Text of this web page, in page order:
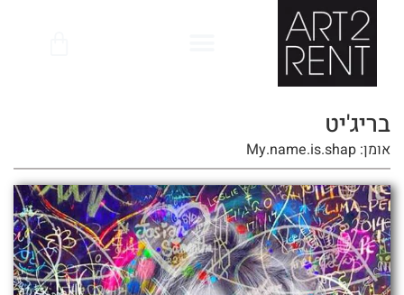
בריג'יט
אומן: My.name.is.shap